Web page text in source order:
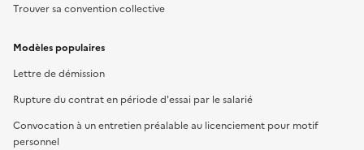
Trouver sa convention collective
Modèles populaires
Lettre de démission
Rupture du contrat en période d'essai par le salarié
Convocation à un entretien préalable au licenciement pour motif
personnel